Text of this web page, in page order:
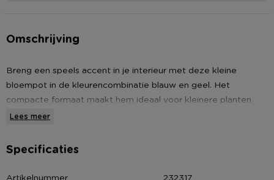
Omschrijving
Breng een speels accent in je interieur met deze kleine
bloempot in de kleurencombinatie blauw en geel. Het
compacte formaat maakt hem ideaal voor kleinere planten
zoals cactussen of vetplanten, of een leuk kunstplantje. De
textuurrijke uitstraling, perfect voor een eigentijdse inrichting.
Gebruik hem als decoratie op een bijzettafel, vensterbank of
bureau om een kleurrijk hoekje te creëren. Combineer met
Lees meer
Specificaties
Artikelnummer
232317